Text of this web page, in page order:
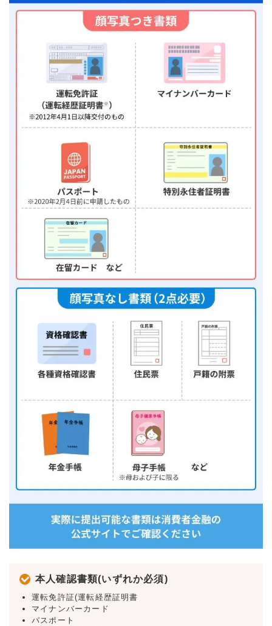
本人確認書類(いずれか必須)
運転免許証(運転経歴証明書
マイナンバーカード
パスポート